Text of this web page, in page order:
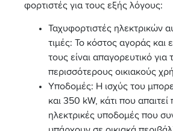
φορτιστές για τους εξής λόγους:
Ταχυφορτιστές ηλεκτρικών
τιμές: Το κόστος αγοράς και
τους είναι απαγορευτικό για
περισσότερους οικιακούς
Υποδομές: Η ισχύς του
και 350 kW, κάτι που
ηλεκτρικές υποδομές που